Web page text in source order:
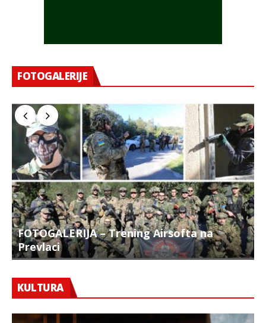
FOTOGALERIJE
FOTOGALERIJA – Trening Airsofta na
Prevlaci
KULTURA